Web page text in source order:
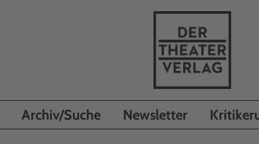
Archiv/Suche Newsletter